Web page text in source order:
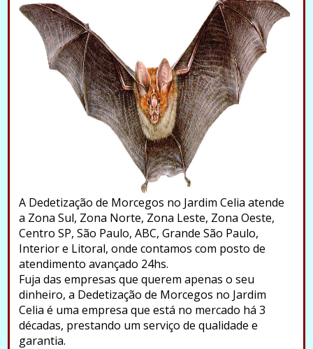
A Dedetização de Morcegos no Jardim Celia atende
a Zona Sul, Zona Norte, Zona Leste, Zona Oeste,
Centro SP, São Paulo, ABC, Grande São Paulo,
Interior e Litoral, onde contamos com posto de
atendimento avançado 24hs.
Fuja das empresas que querem apenas o seu
dinheiro, a Dedetização de Morcegos no Jardim
Celia é uma empresa que está no mercado há 3
décadas, prestando um serviço de qualidade e
garantia.